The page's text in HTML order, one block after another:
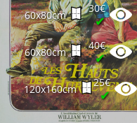
60x80cm
30€
✔
60x80cm
40€
✔
120x160cm
25€
✔